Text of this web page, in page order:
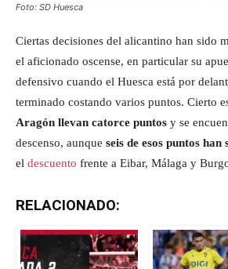
Foto: SD Huesca
Ciertas decisiones del alicantino han sido
el aficionado oscense, en particular su
defensivo cuando el Huesca está por
terminado costando varios puntos. Cierto
Aragón llevan catorce puntos y se
descenso, aunque seis de esos puntos
el descuento frente a Eibar, Málaga y
RELACIONADO: